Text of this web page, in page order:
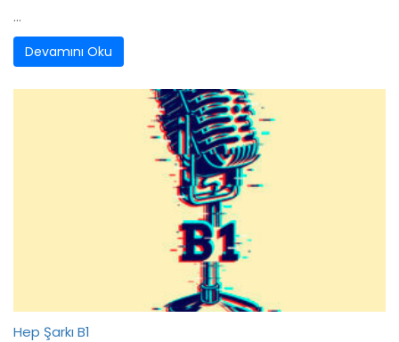
...
Devamını Oku
Hep Şarkı B1